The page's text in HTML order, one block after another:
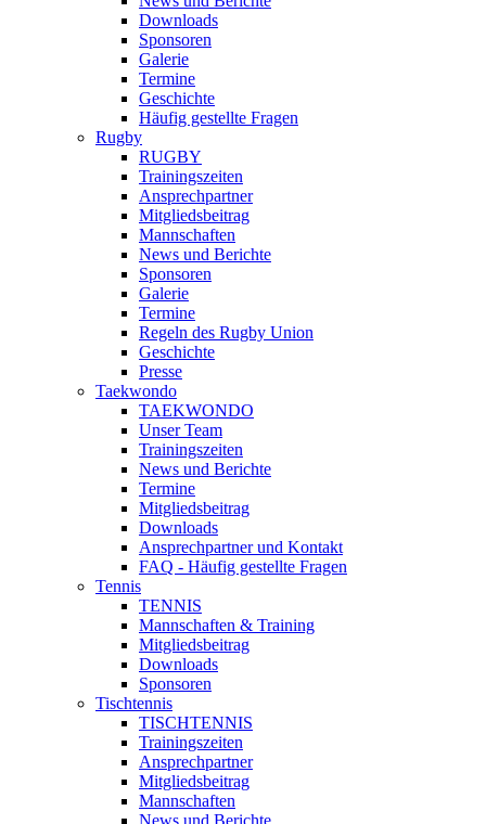
Downloads
Sponsoren
Galerie
Termine
Geschichte
Häufig gestellte Fragen
Rugby
RUGBY
Trainingszeiten
Ansprechpartner
Mitgliedsbeitrag
Mannschaften
News und Berichte
Sponsoren
Galerie
Termine
Regeln des Rugby Union
Geschichte
Presse
Taekwondo
TAEKWONDO
Unser Team
Trainingszeiten
News und Berichte
Termine
Mitgliedsbeitrag
Downloads
Ansprechpartner und Kontakt
FAQ - Häufig gestellte Fragen
Tennis
TENNIS
Mannschaften & Training
Mitgliedsbeitrag
Downloads
Sponsoren
Tischtennis
TISCHTENNIS
Trainingszeiten
Ansprechpartner
Mitgliedsbeitrag
Mannschaften
News und Berichte